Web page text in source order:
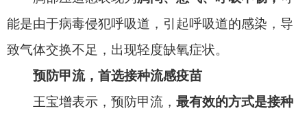
出现发热、咳嗽等呼吸道症状应佩戴口罩及时前往
医院就诊，就诊途中应当尽量避免乘坐公共交通工
那什么时候能运动呢？